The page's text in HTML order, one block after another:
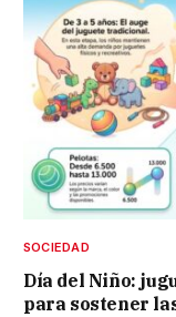
SOCIEDAD
Día del Niño:
para sostener